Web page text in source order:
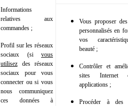
Informations
relatives aux
commandes ;
Profil sur les réseaux
sociaux (si vous
utilisez des réseaux
sociaux pour vous
connecter ou si vous
nous communiquez
ces données à
Vous proposer
personnalisés en
vos
beauté ;
Contrôler et
sites Internet
applications ;
Procéder à des